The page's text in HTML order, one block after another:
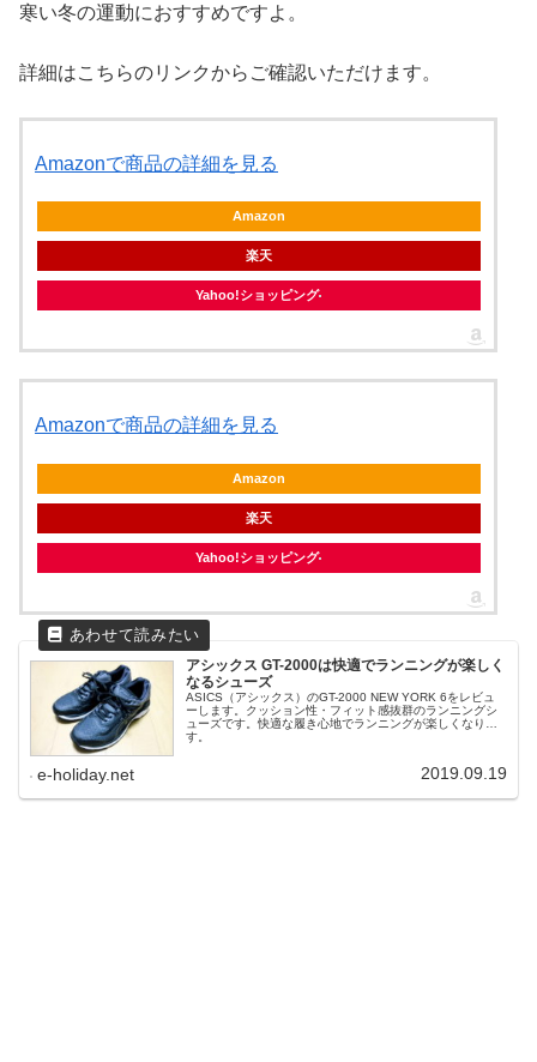
寒い冬の運動におすすめですよ。
詳細はこちらのリンクからご確認いただけます。
Amazonで商品の詳細を見る
Amazon
楽天
Yahoo!ショッピング
Amazonで商品の詳細を見る
Amazon
楽天
Yahoo!ショッピング
アシックス GT-2000は快適でランニングが楽しく
なるシューズ
ASICS（アシックス）のGT-2000 NEW YORK 6をレビュ
ーします。クッション性・フィット感抜群のランニングシ
ューズです。快適な履き心地でランニングが楽しくなりま
す。
e-holiday.net 2019.09.19